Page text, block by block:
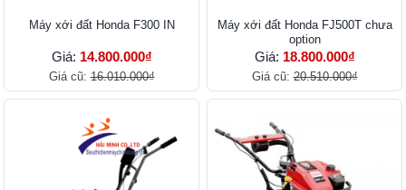
Máy xới đất Honda F300 IN
Giá: 14.800.000₫
Giá cũ:16.010.000₫
Máy xới đất Honda FJ500T chưa
option
Giá: 18.800.000₫
Giá cũ:20.510.000₫